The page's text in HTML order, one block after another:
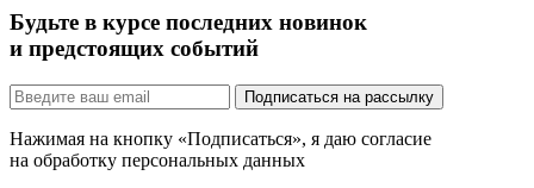
Будьте в курсе последних новинок
и предстоящих событий
Подписаться на рассылку
Нажимая на кнопку «Подписаться», я даю согласие
на обработку персональных данных